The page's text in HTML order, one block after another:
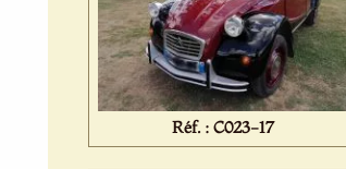
Réf. : C023-17